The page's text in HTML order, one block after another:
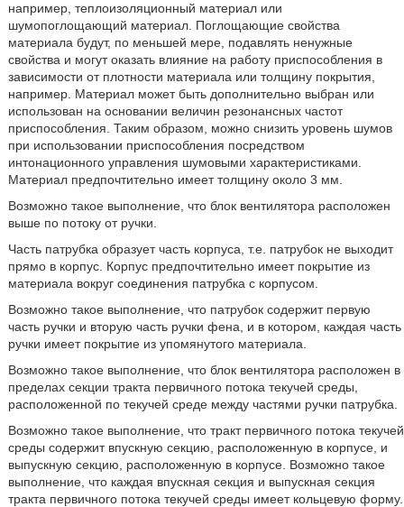
например, теплоизоляционный материал или
шумопоглощающий материал. Поглощающие свойства
материала будут, по меньшей мере, подавлять ненужные
свойства и могут оказать влияние на работу приспособления в
зависимости от плотности материала или толщину покрытия,
например. Материал может быть дополнительно выбран или
использован на основании величин резонансных частот
приспособления. Таким образом, можно снизить уровень шумов
при использовании приспособления посредством
интонационного управления шумовыми характеристиками.
Материал предпочтительно имеет толщину около 3 мм.
Возможно такое выполнение, что блок вентилятора расположен
выше по потоку от ручки.
Часть патрубка образует часть корпуса, т.е. патрубок не выходит
прямо в корпус. Корпус предпочтительно имеет покрытие из
материала вокруг соединения патрубка с корпусом.
Возможно такое выполнение, что патрубок содержит первую
часть ручки и вторую часть ручки фена, и в котором, каждая часть
ручки имеет покрытие из упомянутого материала.
Возможно такое выполнение, что блок вентилятора расположен в
пределах секции тракта первичного потока текучей среды,
расположенной по текучей среде между частями ручки патрубка.
Возможно такое выполнение, что тракт первичного потока текучей
среды содержит впускную секцию, расположенную в корпусе, и
выпускную секцию, расположенную в корпусе. Возможно такое
выполнение, что каждая впускная секция и выпускная секция
тракта первичного потока текучей среды имеет кольцевую форму.